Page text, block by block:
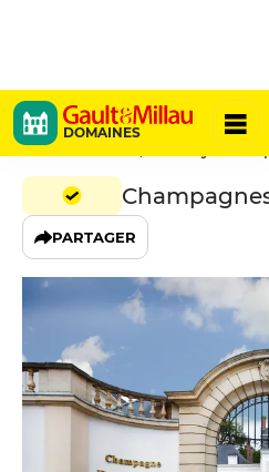
DOMAINES
Deutz
16 rue Jeanson, 51150 Aÿ-
PARTAGER